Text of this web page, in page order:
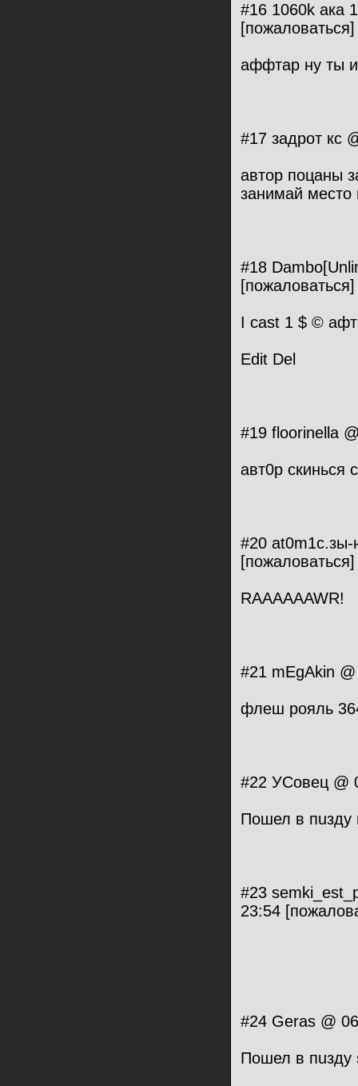
#16 1060k ака
[пожаловаться]
аффтар ну ты
#17 задрот кс
автор поцаны
занимай
#18
[пожаловаться]
I cast 1 $ ©
Edit Del
#19 floorinella
авт0р скинься
#20
[пожаловаться]
RAAAAAAWR!
#21 mEgAkin
флеш рояль
#22 УСовец @
Пошел в пuзду
#23
23:54
#24 Geras @
Пошел в пuзду